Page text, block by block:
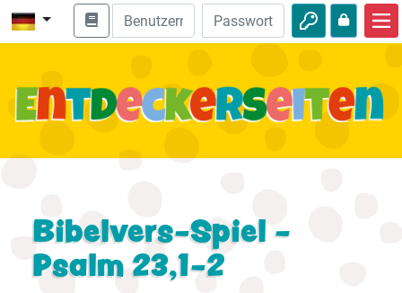
Bibel entdecken
Natur
Abenteuer
Bibelvers-Spiel -
Psalm 23,1-2